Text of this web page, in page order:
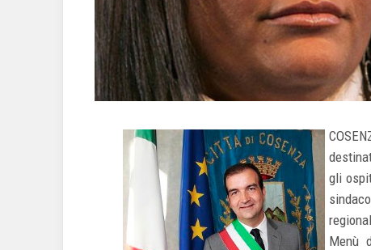
gli
Menù